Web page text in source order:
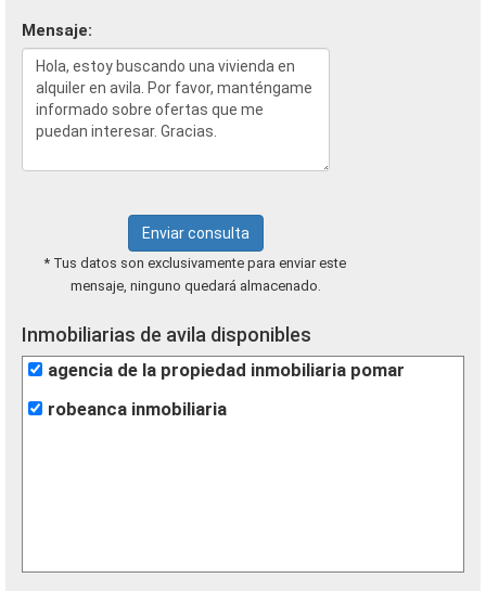
Mensaje:
Enviar consulta
* Tus datos son exclusivamente para enviar este
mensaje, ninguno quedará almacenado.
Inmobiliarias de avila disponibles
agencia de la propiedad inmobiliaria pomar
robeanca inmobiliaria